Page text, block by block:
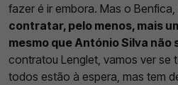
fazer é ir embora. Mas o
contratar, pelo menos, mais
mesmo que António Silva não
contratou Lenglet, vamos ver se
todos estão à espera, mas tem